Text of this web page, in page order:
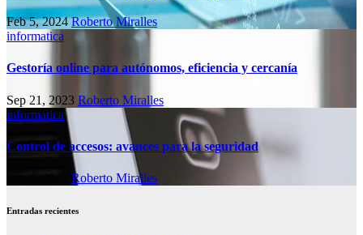
Feb 5, 2024Roberto Miralles
informatica
Gestoría online para autónomos, eficiencia y cercanía
Sep 21, 2023 Roberto Miralles
informatica
Control de accesos: avances para la seguridad
Roberto Miralles
Entradas recientes